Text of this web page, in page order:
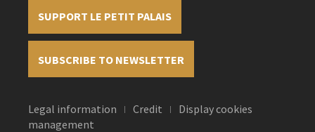
SUPPORT LE PETIT PALAIS
SUBSCRIBE TO NEWSLETTER
Legal information Credit
Display cookies
management